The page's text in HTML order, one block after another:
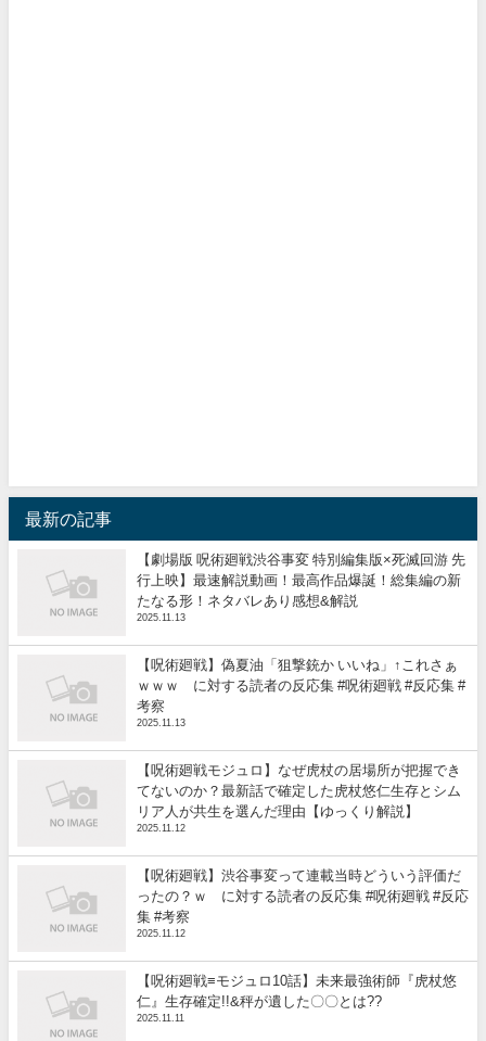
最新の記事
【劇場版 呪術廻戦渋谷事変 特別編集版×死滅回游 先
行上映】最速解説動画！最高作品爆誕！総集編の新
たなる形！ネタバレあり感想&解説
2025.11.13
【呪術廻戦】偽夏油「狙撃銃か いいね」↑これさぁ
ｗｗｗ に対する読者の反応集 #呪術廻戦 #反応集 #
考察
2025.11.13
【呪術廻戦モジュロ】なぜ虎杖の居場所が把握でき
てないのか？最新話で確定した虎杖悠仁生存とシム
リア人が共生を選んだ理由【ゆっくり解説】
2025.11.12
【呪術廻戦】渋谷事変って連載当時どういう評価だ
ったの？ｗ に対する読者の反応集 #呪術廻戦 #反応
集 #考察
2025.11.12
【呪術廻戦≡モジュロ10話】未来最強術師『虎杖悠
仁』生存確定!!&秤が遺した〇〇とは??
2025.11.11